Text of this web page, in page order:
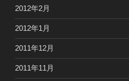
2012年2月
2012年1月
2011年12月
2011年11月